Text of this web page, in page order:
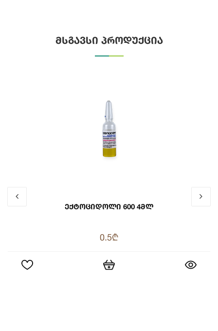
მსგავსი პროდუქცია
Ექტოციდოლი 600 4მლ
0.5₾